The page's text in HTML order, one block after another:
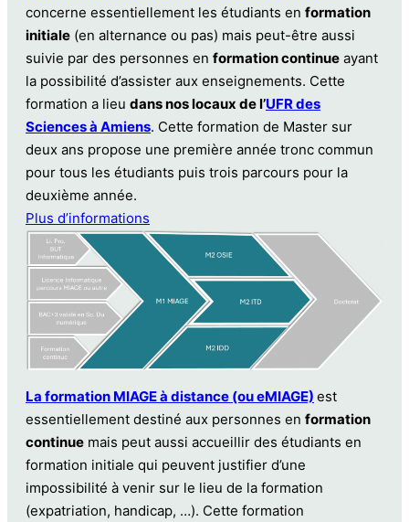
concerne essentiellement les étudiants en formation
initiale (en alternance ou pas) mais peut-être aussi
suivie par des personnes en formation continue ayant
la possibilité d’assister aux enseignements. Cette
formation a lieu dans nos locaux de l’UFR des
Sciences à Amiens. Cette formation de Master sur
deux ans propose une première année tronc commun
pour tous les étudiants puis trois parcours pour la
deuxième année.
Plus d’informations
La formation MIAGE à distance (ou eMIAGE) est
essentiellement destiné aux personnes en formation
continue mais peut aussi accueillir des étudiants en
formation initiale qui peuvent justifier d’une
impossibilité à venir sur le lieu de la formation
(expatriation, handicap, …). Cette formation